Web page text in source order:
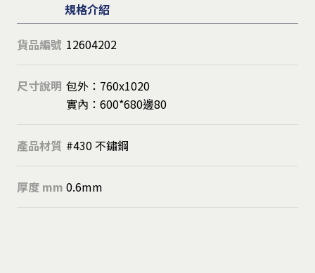
規格介紹
貨品編號 12604202
尺寸說明 包外：760x1020
實內：600*680邊80
產品材質 #430 不鏽鋼
厚度 mm 0.6mm